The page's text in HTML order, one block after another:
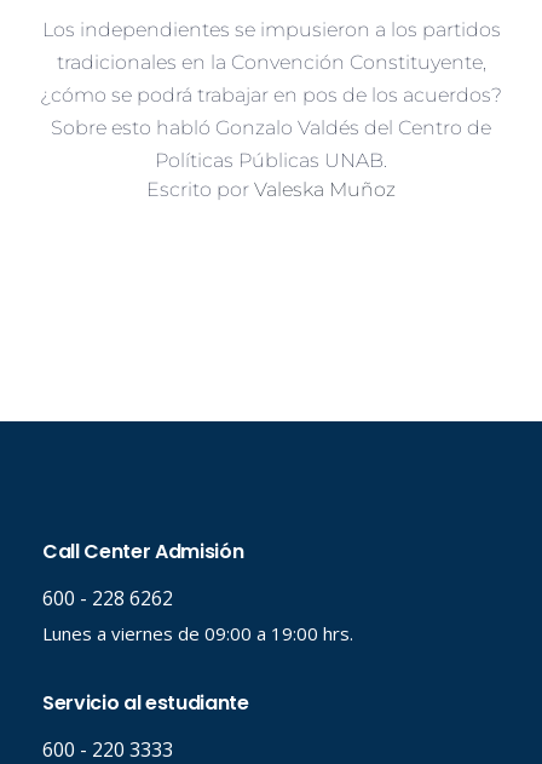
Los independientes se impusieron a los partidos
tradicionales en la Convención Constituyente,
¿cómo se podrá trabajar en pos de los acuerdos?
Sobre esto habló Gonzalo Valdés del Centro de
Políticas Públicas UNAB.
Escrito por Valeska Muñoz